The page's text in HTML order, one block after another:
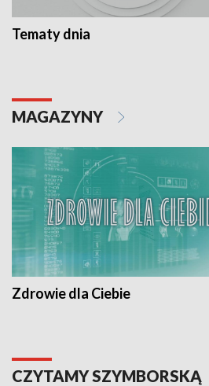
Tematy dnia
MAGAZYNY
Zdrowie dla Ciebie
CZYTAMY SZYMBORSKĄ